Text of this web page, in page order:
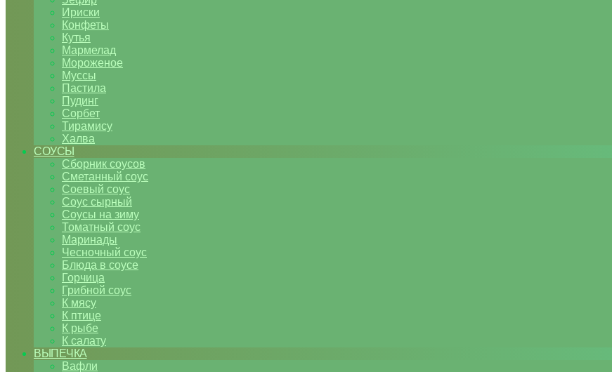
Ириски
Конфеты
Кутья
Мармелад
Мороженое
Муссы
Пастила
Пудинг
Сорбет
Тирамису
Халва
СОУСЫ
Сборник соусов
Сметанный соус
Соевый соус
Соус сырный
Соусы на зиму
Томатный соус
Маринады
Чесночный соус
Блюда в соусе
Горчица
Грибной соус
К мясу
К птице
К рыбе
К салату
ВЫПЕЧКА
Вафли